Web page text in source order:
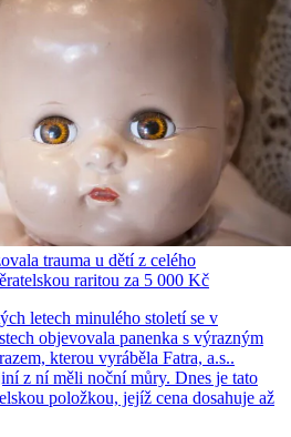
trauma u dětí z celého
raritou za 5 000 Kč
letech minulého století se v
objevovala panenka s výrazným
kterou vyráběla Fatra, a.s..
z ní měli noční můry. Dnes je tato
položkou, jejíž cena dosahuje až